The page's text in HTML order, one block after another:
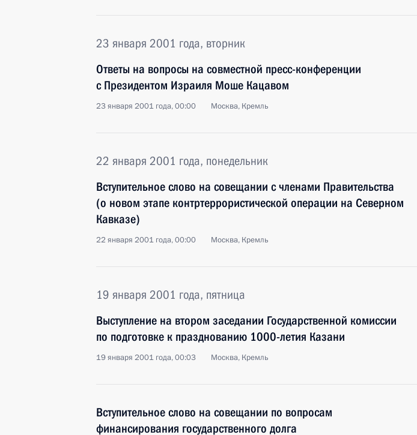
23 января 2001 года, вторник
Ответы на вопросы на совместной пресс-конференции
с Президентом Израиля Моше Кацавом
23 января 2001 года, 00:00 Москва, Кремль
22 января 2001 года, понедельник
Вступительное слово на совещании с членами Правительства
(о новом этапе контртеррористической операции на Северном
Кавказе)
22 января 2001 года, 00:00 Москва, Кремль
19 января 2001 года, пятница
Выступление на втором заседании Государственной комиссии
по подготовке к празднованию 1000-летия Казани
19 января 2001 года, 00:03 Москва, Кремль
Вступительное слово на совещании по вопросам
финансирования государственного долга